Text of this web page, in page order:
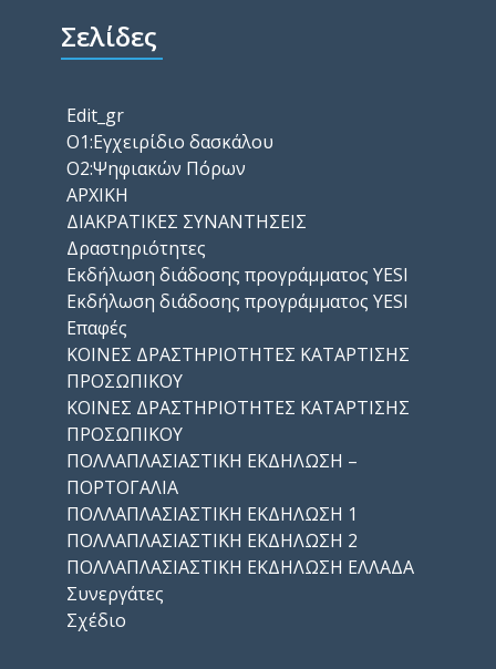
Σελίδες
Edit_gr
O1:Εγχειρίδιο δασκάλου
O2:Ψηφιακών Πόρων
ΑΡΧΙΚΗ
ΔΙΑΚΡΑΤΙΚΕΣ ΣΥΝΑΝΤΗΣΕΙΣ
Δραστηριότητες
Εκδήλωση διάδοσης προγράμματος YESI
Εκδήλωση διάδοσης προγράμματος YESI
Επαφές
ΚΟΙΝΕΣ ΔΡΑΣΤΗΡΙΟΤΗΤΕΣ ΚΑΤΑΡΤΙΣΗΣ
ΠΡΟΣΩΠΙΚΟΥ
ΚΟΙΝΕΣ ΔΡΑΣΤΗΡΙΟΤΗΤΕΣ ΚΑΤΑΡΤΙΣΗΣ
ΠΡΟΣΩΠΙΚΟΥ
ΠΟΛΛΑΠΛΑΣΙΑΣΤΙΚΗ ΕΚΔΗΛΩΣΗ –
ΠΟΡΤΟΓΑΛΙΑ
ΠΟΛΛΑΠΛΑΣΙΑΣΤΙΚΗ ΕΚΔΗΛΩΣΗ 1
ΠΟΛΛΑΠΛΑΣΙΑΣΤΙΚΗ ΕΚΔΗΛΩΣΗ 2
ΠΟΛΛΑΠΛΑΣΙΑΣΤΙΚΗ ΕΚΔΗΛΩΣΗ ΕΛΛΑΔΑ
Συνεργάτες
Σχέδιο